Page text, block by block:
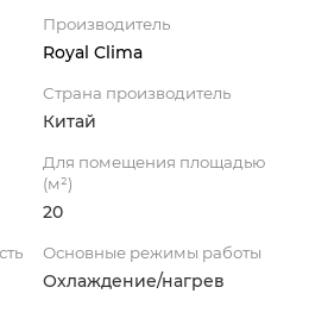
Производитель
Royal Clima
Страна производитель
Китай
Для помещения площадью
(м²)
20
Основные режимы работы
Охлаждение/нагрев